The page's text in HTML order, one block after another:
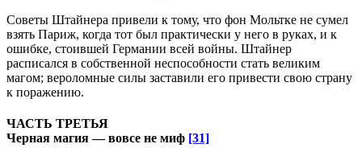
Советы Штайнера привели к тому, что фон Мольтке не сумел
взять Париж, когда тот был практически у него в руках, и к
ошибке, стоившей Германии всей войны. Штайнер
расписался в собственной неспособности стать великим
магом; вероломные силы заставили его привести свою страну
к поражению.
ЧАСТЬ ТРЕТЬЯ
Черная магия — вовсе не миф [31]